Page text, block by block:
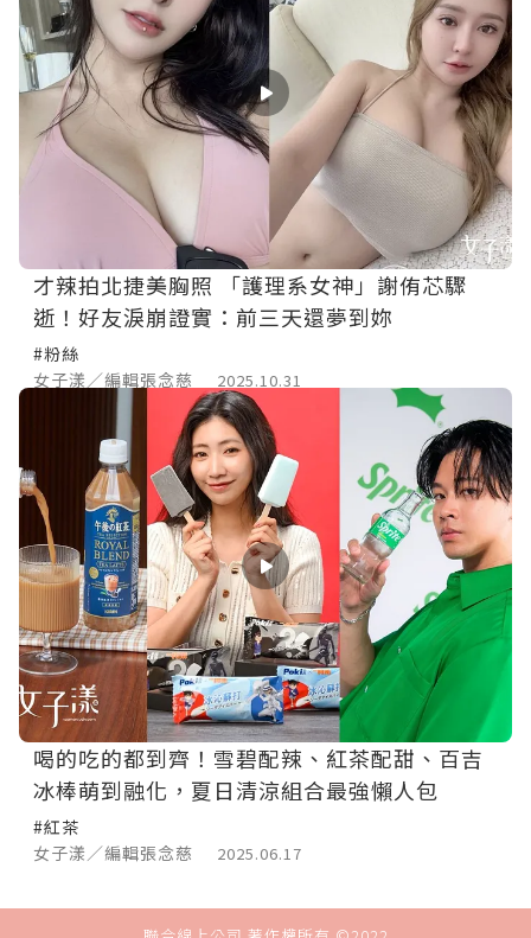
才辣拍北捷美胸照 「護理系女神」謝侑芯驟
逝！好友淚崩證實：前三天還夢到妳
#粉絲
女子漾／編輯張念慈
2025.10.31
喝的吃的都到齊！雪碧配辣、紅茶配甜、百吉
冰棒萌到融化，夏日清涼組合最強懶人包
#紅茶
女子漾／編輯張念慈
2025.06.17